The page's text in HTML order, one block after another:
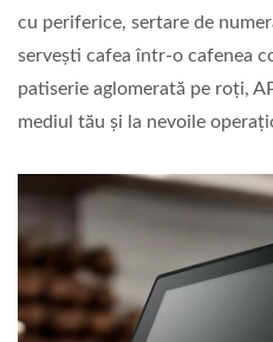
cu periferice, sertare de
servești cafea într-o cafenea
patiserie aglomerată pe roți,
mediul tău și la nevoile